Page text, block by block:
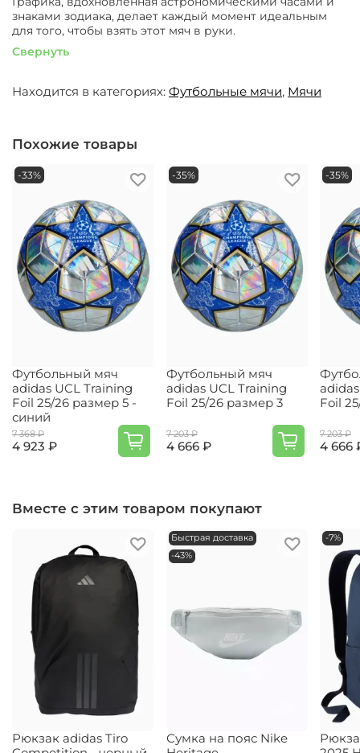
знаками зодиака, делает каждый момент идеальным
для того, чтобы взять этот мяч в руки.
Свернуть
Находится в категориях: Футбольные мячи, Мячи
Похожие товары
-33%
Футбольный мяч
adidas UCL Training
Foil 25/26 размер 5 -
синий
7 368 ₽
4 923 ₽
-35%
Футбольный мяч
adidas UCL Training
Foil 25/26 размер 3
7 203 ₽
4 666 ₽
-35%
Foil
7 203 ₽
4 666
Вместе с этим товаром покупают
Рюкзак adidas Tiro
Быстрая доставка
-43%
Сумка на пояс Nike
-7%